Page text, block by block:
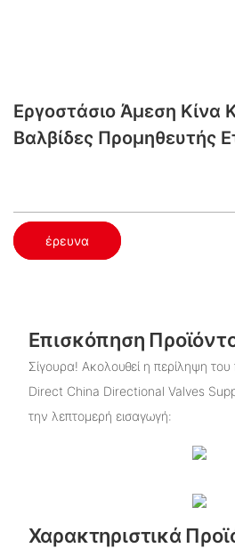
Εργοστάσιο Άμεση Κίνα
Βαλβίδες Προμηθευτής
έρευνα
Επισκόπηση
Σίγουρα! Ακολουθεί η περίληψη
Direct China Directional Valves
την λεπτομερή εισαγωγή:
Χαρακτηριστικά